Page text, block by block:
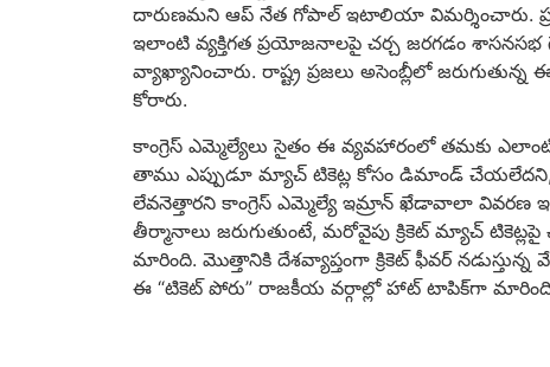
దారుణమని ఆప్ నేత గోపాల్ ఇటాలియా విమర్శించారు.
ఇలాంటి వ్యక్తిగత ప్రయోజనాలపై చర్చ జరగడం
వ్యాఖ్యానించారు. రాష్ట్ర ప్రజలు అసెంబ్లీలో
కోరారు.
కాంగ్రెస్ ఎమ్మెల్యేలు సైతం ఈ వ్యవహారంలో తమకు ఎలాంటి
తాము ఎప్పుడూ మ్యాచ్ టికెట్ల కోసం డిమాండ్ చేయలేదని,
లేవనెత్తారని కాంగ్రెస్ ఎమ్మెల్యే ఇమ్రాన్ ఖేడావాలా వివరణ
తీర్మానాలు జరుగుతుంటే, మరోవైపు క్రికెట్ మ్యాచ్
మారింది. మొత్తానికి దేశవ్యాప్తంగా క్రికెట్ ఫీవర్ నడుస్తున్న
ఈ “టికెట్ పోరు” రాజకీయ వర్గాల్లో హాట్ టాపిక్‌గా